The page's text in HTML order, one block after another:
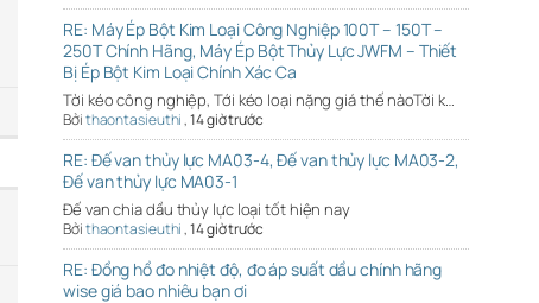
RE: Máy Ép Bột Kim Loại Công Nghiệp 100T – 150T –
250T Chính Hãng, Máy Ép Bột Thủy Lực JWFM – Thiết
Bị Ép Bột Kim Loại Chính Xác Ca
Tời kéo công nghiệp, Tới kéo loại nặng giá thế nàoTời k…
Bởithaontasieuthi,14 giờ trước
RE: Đế van thủy lực MA03-4, Đế van thủy lực MA03-2,
Đế van thủy lực MA03-1
Đế van chia dầu thủy lực loại tốt hiện nay
Bởithaontasieuthi,14 giờ trước
RE: Đồng hồ đo nhiệt độ, đo áp suất dầu chính hãng
wise giá bao nhiêu bạn ơi